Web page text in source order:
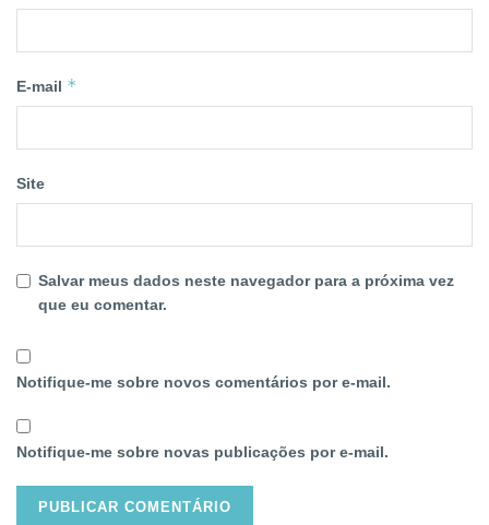
E-mail *
Site
Salvar meus dados neste navegador para a próxima vez
que eu comentar.
Notifique-me sobre novos comentários por e-mail.
Notifique-me sobre novas publicações por e-mail.